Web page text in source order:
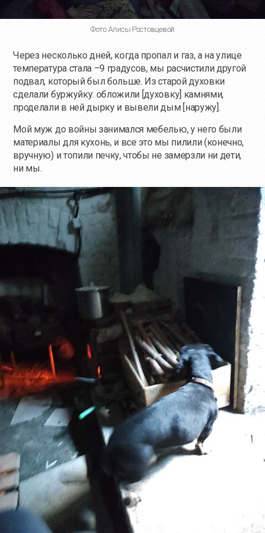
Фото Алисы Ростовцевой
Через несколько дней, когда пропал и газ, а на улице
температура стала –9 градусов, мы расчистили другой
подвал, который был больше. Из старой духовки
сделали буржуйку: обложили [духовку] камнями,
проделали в ней дырку и вывели дым [наружу].
Мой муж до войны занимался мебелью, у него были
материалы для кухонь, и все это мы пилили (конечно,
вручную) и топили печку, чтобы не замерзли ни дети,
ни мы.